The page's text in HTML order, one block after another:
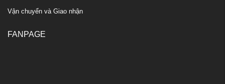
Vận chuyển và Giao nhận
FANPAGE